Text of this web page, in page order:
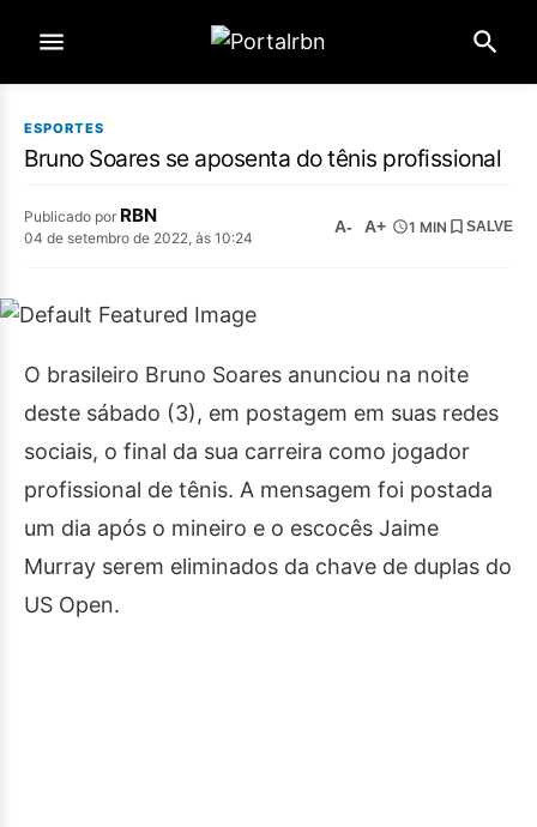
ESPORTES
Bruno Soares se aposenta do tênis profissional
Publicado por RBN
04 de setembro de 2022, às 10:24
A- A+ 1 MIN SALVE
O brasileiro Bruno Soares anunciou na noite
deste sábado (3), em postagem em suas redes
sociais, o final da sua carreira como jogador
profissional de tênis. A mensagem foi postada
um dia após o mineiro e o escocês Jaime
Murray serem eliminados da chave de duplas do
US Open.